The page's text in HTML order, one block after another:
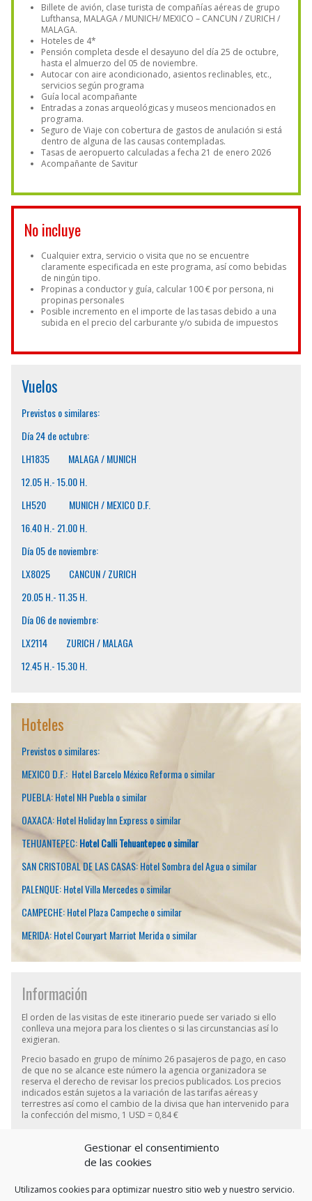
Gestionar el consentimiento
de las cookies
Utilizamos cookies para optimizar nuestro sitio web y nuestro servicio.
Billete de avión, clase turista de compañías aéreas de grupo
Lufthansa, MALAGA / MUNICH/ MEXICO – CANCUN / ZURICH /
MALAGA.
Hoteles de 4*
Pensión completa desde el desayuno del día 25 de octubre,
hasta el almuerzo del 05 de noviembre.
Autocar con aire acondicionado, asientos reclinables, etc.,
servicios según programa
Guía local acompañante
Entradas a zonas arqueológicas y museos mencionados en
programa.
Seguro de Viaje con cobertura de gastos de anulación si está
dentro de alguna de las causas contempladas.
Tasas de aeropuerto calculadas a fecha 21 de enero 2026
Acompañante de Savitur
No incluye
Cualquier extra, servicio o visita que no se encuentre
claramente especificada en este programa, así como bebidas
de ningún tipo.
Propinas a conductor y guía, calcular 100 € por persona, ni
propinas personales
Posible incremento en el importe de las tasas debido a una
subida en el precio del carburante y/o subida de impuestos
Vuelos
Previstos o similares:
Día 24 de octubre:
LH1835 MALAGA / MUNICH
12.05 H.- 15.00 H.
LH520 MUNICH / MEXICO D.F.
16.40 H.- 21.00 H.
Día 05 de noviembre:
LX8025 CANCUN / ZURICH
20.05 H.- 11.35 H.
Día 06 de noviembre:
LX2114 ZURICH / MALAGA
12.45 H.- 15.30 H.
Hoteles
Previstos o similares:
MEXICO D.F.: Hotel Barcelo México Reforma o similar
PUEBLA: Hotel NH Puebla o similar
OAXACA: Hotel Holiday Inn Express o similar
TEHUANTEPEC:Hotel Calli Tehuantepec o similar
SAN CRISTOBAL DE LAS CASAS: Hotel Sombra del Agua o similar
PALENQUE: Hotel Villa Mercedes o similar
CAMPECHE: Hotel Plaza Campeche o similar
MERIDA: Hotel Couryart Marriot Merida o similar
Información
El orden de las visitas de este itinerario puede ser variado si ello
conlleva una mejora para los clientes o si las circunstancias así lo
exigieran.
Precio basado en grupo de mínimo 26 pasajeros de pago, en caso
de que no se alcance este número la agencia organizadora se
reserva el derecho de revisar los precios publicados. Los precios
indicados están sujetos a la variación de las tarifas aéreas y
terrestres así como el cambio de la divisa que han intervenido para
la confección del mismo, 1 USD = 0,84 €
transportes terrestres como en los servicios aéreos.